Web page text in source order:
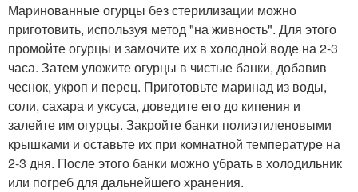
Маринованные огурцы без стерилизации можно
приготовить, используя метод "на живность". Для этого
промойте огурцы и замочите их в холодной воде на 2-3
часа. Затем уложите огурцы в чистые банки, добавив
чеснок, укроп и перец. Приготовьте маринад из воды,
соли, сахара и уксуса, доведите его до кипения и
залейте им огурцы. Закройте банки полиэтиленовыми
крышками и оставьте их при комнатной температуре на
2-3 дня. После этого банки можно убрать в холодильник
или погреб для дальнейшего хранения.